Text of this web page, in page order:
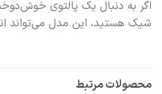
اگر به دنبال یک پالتوی
شیک هستید، این مدل می‌تواند
محصولات مرتبط